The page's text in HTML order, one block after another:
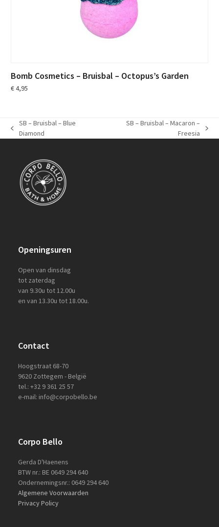
Bomb Cosmetics – Bruisbal – Octopus’s Garden
€4,95
previous
SB – Bruisbal – Blue
Diamond
SB – Bruisbal – Macaron –
Freesia
Openingsuren
Open van dinsdag
tot zaterdag
van 9.30u tot 12.00u
en van 13.30u tot 18.00u.
Contact
Hoogstraat 68-70
9620 Zottegem - België
tel.: +32 9 361 25 57
e-mail: info@corpobello.be
Corpo Bello
Gerda D'Haenens
BTW nr.: BE 0649 294 640
Ondernemingsnr.: 0649 294 640
Algemene Voorwaarden
Privacy Policy